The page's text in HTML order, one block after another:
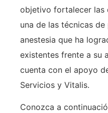
objetivo fortalecer las
una de las técnicas
anestesia que ha
existentes frente a su
cuenta con el apoyo
Servicios y Vitalis.
Conozca a